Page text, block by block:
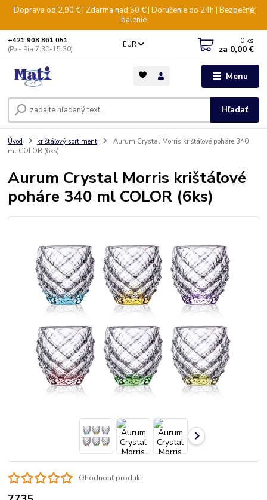
Doprava od 2,90 € | Zdarma nad 50 € | Doručenie do 24h | Bezpečné
balenie
Menu
EUR
Hľadať
+421 908 861 051
(Po - Pia 7:30-15:30)
0 ks
za 0,00 €
Úvod krištáľový sortiment
Aurum Crystal Morris krištáľové poháre 340
ml COLOR (6ks)
Aurum Crystal Morris krištáľové
poháre 340 ml COLOR (6ks)
Ohodnotiť produkt